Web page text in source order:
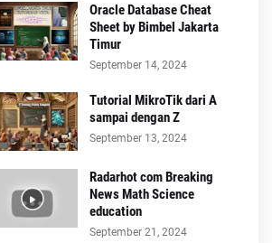
Oracle Database Cheat
Sheet by Bimbel Jakarta
Timur
September 14, 2024
Tutorial MikroTik dari A
sampai dengan Z
September 13, 2024
Radarhot com Breaking
News Math Science
education
September 21, 2024